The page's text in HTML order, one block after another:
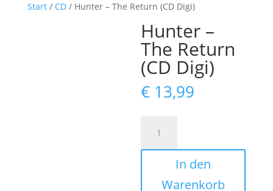
Start/ CD/ Hunter – The Return (CD Digi)
Hunter –
The Return
(CD Digi)
€ 13,99
The
In den
Warenkorb